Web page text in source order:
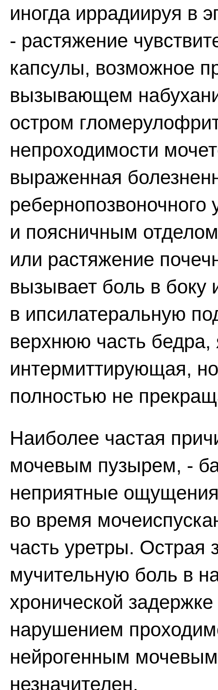
иногда иррадиируя в
- растяжение
капсулы, возможное
вызывающем
остром
непроходимости
выраженная
и поясничным
или растяжение
вызывает боль в боку
в ипсилатеральную
верхнюю часть бедра,
интермиттирующая,
полностью не
Наиболее частая
мочевым пузырем, -
неприятные
во время
часть уретры. Острая
мучительную боль в
хронической
нарушением
нейрогенным
незначителен.